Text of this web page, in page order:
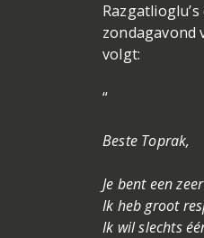
zondagavond
volgt:
“
Beste Toprak,
Je bent een
Ik heb groot
Ik wil slechts